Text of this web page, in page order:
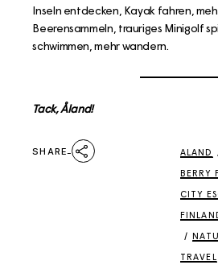
Inseln entdecken, Kayak fahren,
Beerensammeln, trauriges Minigolf
schwimmen, mehr wandern.
Tack, Åland!
SHARE ALAND
BERRY
CITY
/
TRAVEL